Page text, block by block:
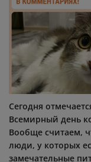
Сегодня
Всемирный день
Вообще считаем,
люди, у которых
замечательные